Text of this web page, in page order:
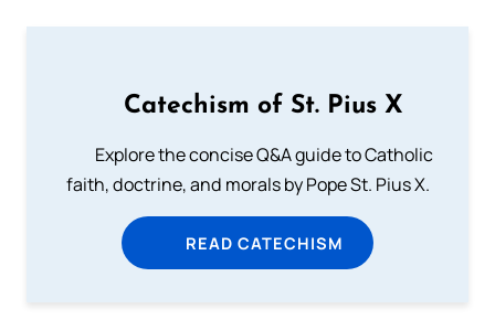
Catechism of St. Pius X
Explore the concise Q&A guide to Catholic
faith, doctrine, and morals by Pope St. Pius X.
READ CATECHISM